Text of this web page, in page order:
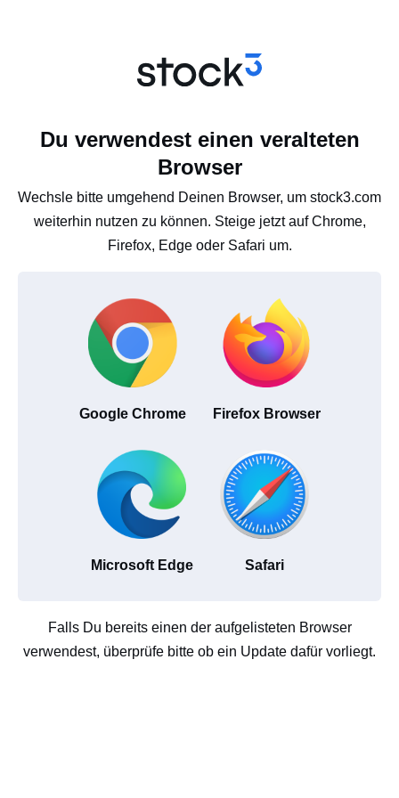
Du verwendest einen veralteten
Browser
Wechsle bitte umgehend Deinen Browser, um stock3.com
weiterhin nutzen zu können. Steige jetzt auf Chrome,
Firefox, Edge oder Safari um.
Google Chrome Firefox Browser
Microsoft Edge Safari
Falls Du bereits einen der aufgelisteten Browser
verwendest, überprüfe bitte ob ein Update dafür vorliegt.